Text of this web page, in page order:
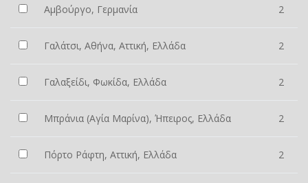
Αμβούργο, Γερμανία 2
Γαλάτσι, Αθήνα, Αττική, Ελλάδα 2
Γαλαξείδι, Φωκίδα, Ελλάδα 2
Μπράνια (Αγία Μαρίνα), Ήπειρος, Ελλάδα 2
Πόρτο Ράφτη, Αττική, Ελλάδα 2